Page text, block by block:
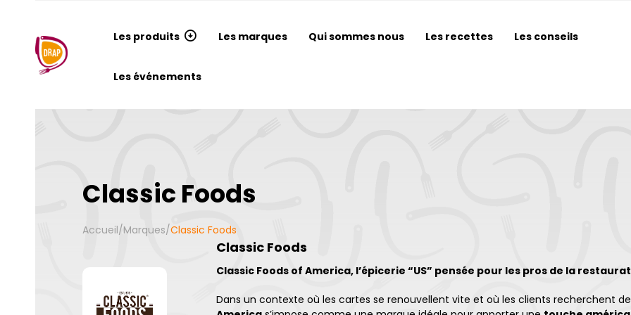
Les produits Les marques Qui sommes nous Les recettes Les conseils
Les événements
Classic Foods
Accueil/Marques/Classic Foods
Classic Foods
Classic Foods of America, l’épicerie “US” pensée pour les pros de la
Dans un contexte où les cartes se renouvellent vite et où les clients recherchent